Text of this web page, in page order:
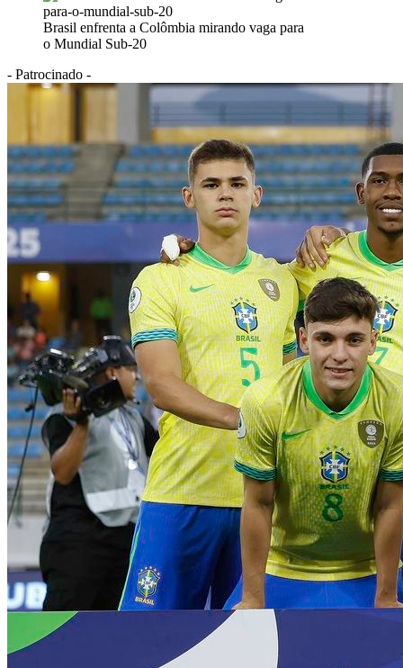
Brasil enfrenta a Colômbia mirando vaga para
o Mundial Sub-20
- Patrocinado -